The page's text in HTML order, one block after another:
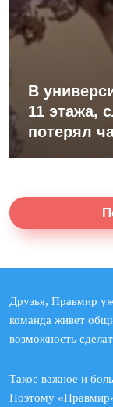
В
11 этажа,
потерял
Друзья, Правмир
команда живет
возможность
Такое важное и
Поэтому